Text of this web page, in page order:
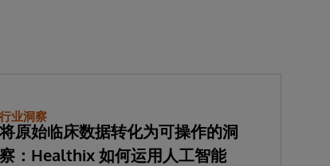
行业洞察
原始临床数据转化为可操作的洞
察：Healthix 如何运用人工智能